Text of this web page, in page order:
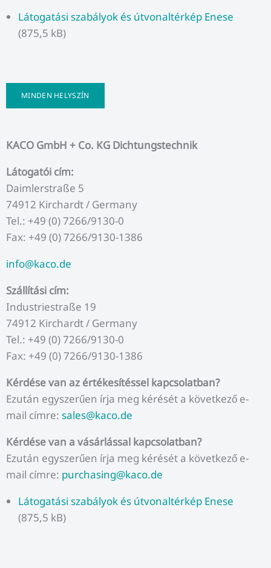
Látogatási szabályok és útvonaltérkép Enese
(875,5 kB)
MINDEN HELYSZÍN
KACO GmbH + Co. KG Dichtungstechnik
Látogatói cím:
Daimlerstraße 5
74912 Kirchardt / Germany
Tel.: +49 (0) 7266/9130-0
Fax: +49 (0) 7266/9130-1386
info@kaco.de
Szállítási cím:
Industriestraße 19
74912 Kirchardt / Germany
Tel.: +49 (0) 7266/9130-0
Fax: +49 (0) 7266/9130-1386
Kérdése van az értékesítéssel kapcsolatban?
Ezután egyszerűen írja meg kérését a következő e-
mail címre: sales@kaco.de
Kérdése van a vásárlással kapcsolatban?
Ezután egyszerűen írja meg kérését a következő e-
mail címre: purchasing@kaco.de
Látogatási szabályok és útvonaltérkép Enese
(875,5 kB)